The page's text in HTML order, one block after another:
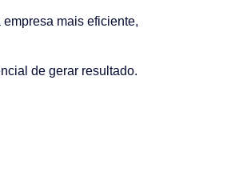
mais eficiente,
de gerar resultado.